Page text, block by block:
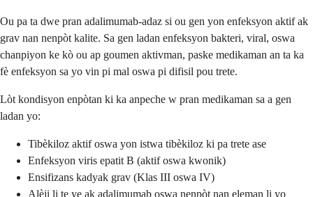
Ou pa ta dwe pran adalimumab-adaz si ou gen yon enfeksyon aktif ak
grav nan nenpòt kalite. Sa gen ladan enfeksyon bakteri, viral, oswa
chanpiyon ke kò ou ap goumen aktivman, paske medikaman an ta ka
fè enfeksyon sa yo vin pi mal oswa pi difisil pou trete.
Lòt kondisyon enpòtan ki ka anpeche w pran medikaman sa a gen
ladan yo:
Tibèkiloz aktif oswa yon istwa tibèkiloz ki pa trete ase
Enfeksyon viris epatit B (aktif oswa kwonik)
Ensifizans kadyak grav (Klas III oswa IV)
Alèji li te ye ak adalimumab oswa nenpòt nan eleman li yo